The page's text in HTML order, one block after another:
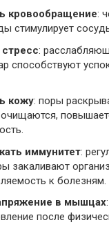
кровообращение:
стимулирует
:
способствуют
кожу: поры
иммунитет:
закаливают
к болезням.
в мышцах
после